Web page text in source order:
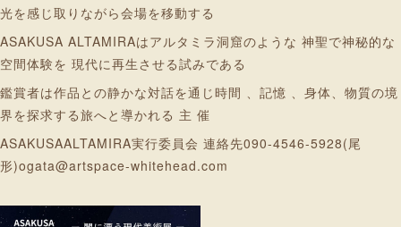
光を感じ取りながら会場を移動する
ASAKUSA ALTAMIRAはアルタミラ洞窟のような 神聖で神秘的な
空間体験を 現代に再生させる試みである
鑑賞者は作品との静かな対話を通じ時間 、記憶 、身体、物質の境
界を探求する旅へと導かれる 主 催
ASAKUSAALTAMIRA実行委員会 連絡先090-4546-5928(尾
形)ogata@artspace-whitehead.com